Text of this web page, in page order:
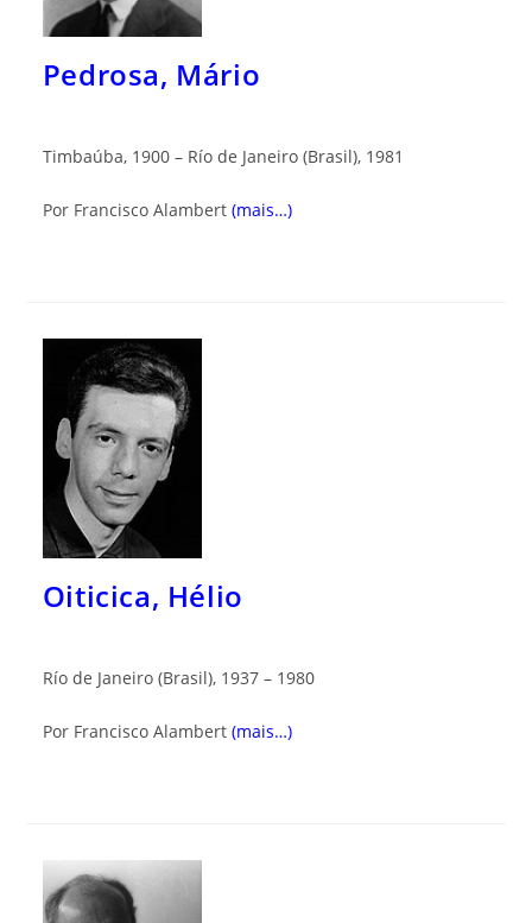
Pedrosa, Mário
Timbaúba, 1900 – Río de Janeiro (Brasil), 1981
Por Francisco Alambert (mais…)
Oiticica, Hélio
Río de Janeiro (Brasil), 1937 – 1980
Por Francisco Alambert (mais…)